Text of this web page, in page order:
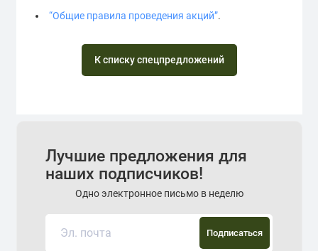
“Общие правила проведения акций”.
К списку спецпредложений
Лучшие предложения для
наших подписчиков!
Одно электронное письмо в неделю
Подписаться